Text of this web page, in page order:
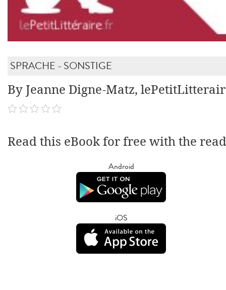
SPRACHE - SONSTIGE
By Jeanne Digne-Matz,
Read this eBook for free with the
Android
iOS